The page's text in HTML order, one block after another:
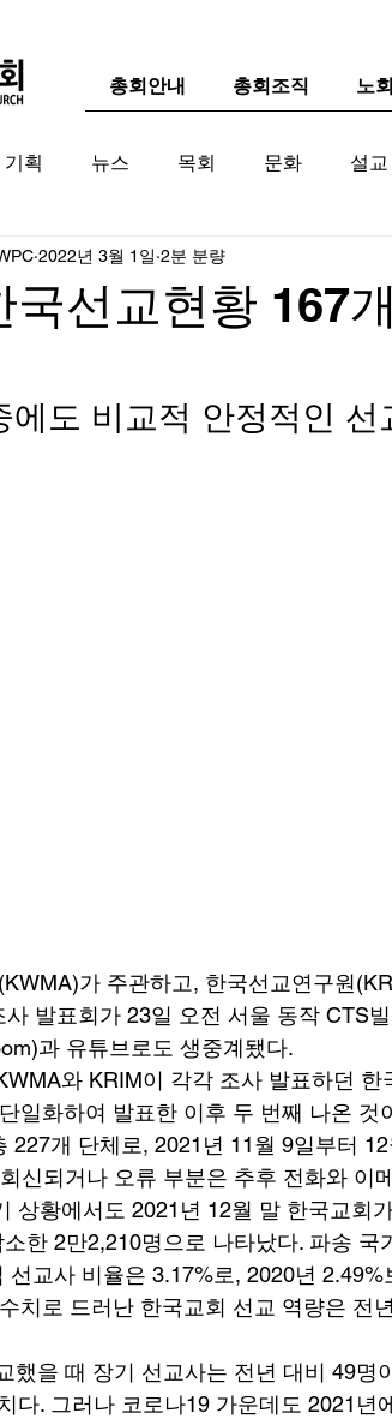
총회안내 총회조직 노
기획 뉴스 목회 문화 설교
계 한국 교계 교단역사
국선교현황 167
2022년 3월 1일 2분 분량
에도 비교적 안정적인 선
가 주관하고, 한국선교연구원
사 발표회가 23일 오전 서울 동작 CTS
과 유튜브로도 생중계됐다.
와 KRIM이 각각 조사 발표하던 한
일화하여 발표한 이후 두 번째 나온 것
227개 단체로, 2021년 11월 9일부터
신되거나 오류 부분은 추후 전화와 이
상황에서도 2021년 12월 말 한국교회
한 2만2,210명으로 나타났다. 파송 국
선교사 비율은 3.17%로, 2020년
치로 드러난 한국교회 선교 역량은 전
했을 때 장기 선교사는 전년 대비 49명
다. 그러나 코로나19 가운데도 2021년